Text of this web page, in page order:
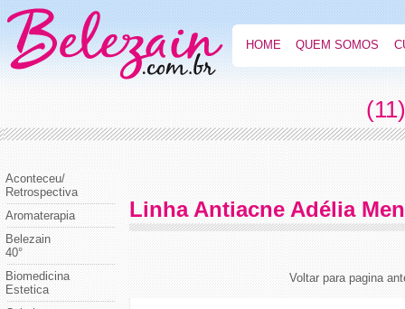
HOME QUEM SOMOS
Aconteceu/
Retrospectiva
Aromaterapia
Belezain
40°
Biomedicina
Estetica
Linha Antiacne Adélia
Voltar para pagina